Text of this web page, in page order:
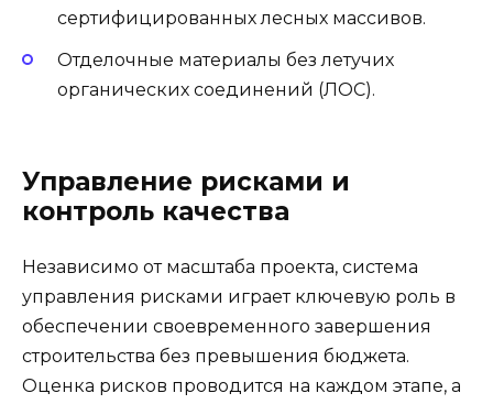
сертифицированных лесных массивов.
Отделочные материалы без летучих
органических соединений (ЛОС).
Управление рисками и
контроль качества
Независимо от масштаба проекта, система
управления рисками играет ключевую роль в
обеспечении своевременного завершения
строительства без превышения бюджета.
Оценка рисков проводится на каждом этапе, а